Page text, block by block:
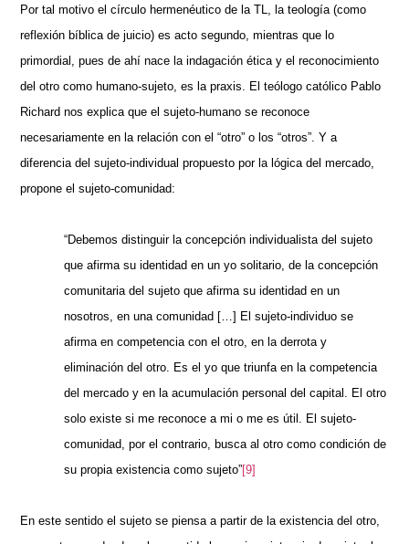
Por tal motivo el círculo hermenéutico de la TL, la teología (como
reflexión bíblica de juicio) es acto segundo, mientras que lo
primordial, pues de ahí nace la indagación ética y el reconocimiento
del otro como humano-sujeto, es la praxis. El teólogo católico Pablo
Richard nos explica que el sujeto-humano se reconoce
necesariamente en la relación con el “otro” o los “otros”. Y a
diferencia del sujeto-individual propuesto por la lógica del mercado,
propone el sujeto-comunidad:
“Debemos distinguir la concepción individualista del sujeto
que afirma su identidad en un yo solitario, de la concepción
comunitaria del sujeto que afirma su identidad en un
nosotros, en una comunidad […] El sujeto-individuo se
afirma en competencia con el otro, en la derrota y
eliminación del otro. Es el yo que triunfa en la competencia
del mercado y en la acumulación personal del capital. El otro
solo existe si me reconoce a mi o me es útil. El sujeto-
comunidad, por el contrario, busca al otro como condición de
su propia existencia como sujeto”[9]
En este sentido el sujeto se piensa a partir de la existencia del otro,